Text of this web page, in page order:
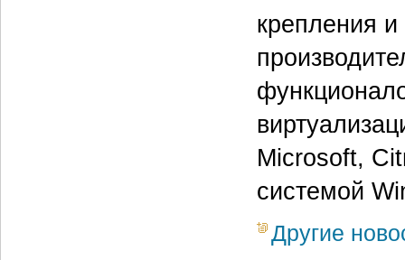
крепления
Microsoft,
системой
Другие